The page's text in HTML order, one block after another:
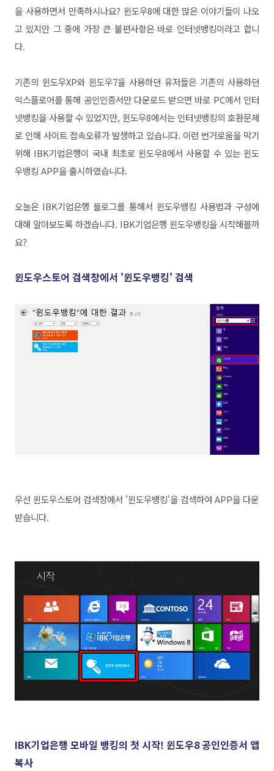
을 사용하면서 만족하시나요? 윈도우8에 대한 많은 이야기들이 나오
고 있지만 그 중에 가장 큰 불편사항은 바로 인터넷뱅킹이라고 합니
다.
기존의 윈도우XP와 윈도우7을 사용하던 유저들은 기존의 사용하던
익스플로어를 통해 공인인증서만 다운로드 받으면 바로 PC에서 인터
넷뱅킹을 사용할 수 있었지만, 윈도우8에서는 인터넷뱅킹의 호환문제
로 인해 사이트 접속오류가 발생하고 있습니다. 이런 번거로움을 막기
위해 IBK기업은행이 국내 최초로 윈도우8에서 사용할 수 있는 윈도
우뱅킹 APP을 출시하였습니다.
오늘은 IBK기업은행 블로그를 통해서 윈도우뱅킹 사용법과 구성에
대해 알아보도록 하겠습니다. IBK기업은행 윈도우뱅킹을시작해볼까
요?
윈도우스토어 검색창에서 '윈도우뱅킹' 검색
우선 윈도우스토어 검색창에서 '윈도우뱅킹'을 검색하여 APP을 다운
받습니다.
IBK기업은행 모바일 뱅킹의 첫 시작! 윈도우8 공인인증서 앱
복사